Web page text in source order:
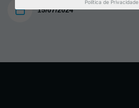
15/07/2024
Política de Privacidade